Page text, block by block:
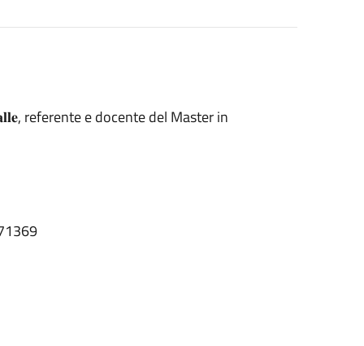
referente e docente del Master in